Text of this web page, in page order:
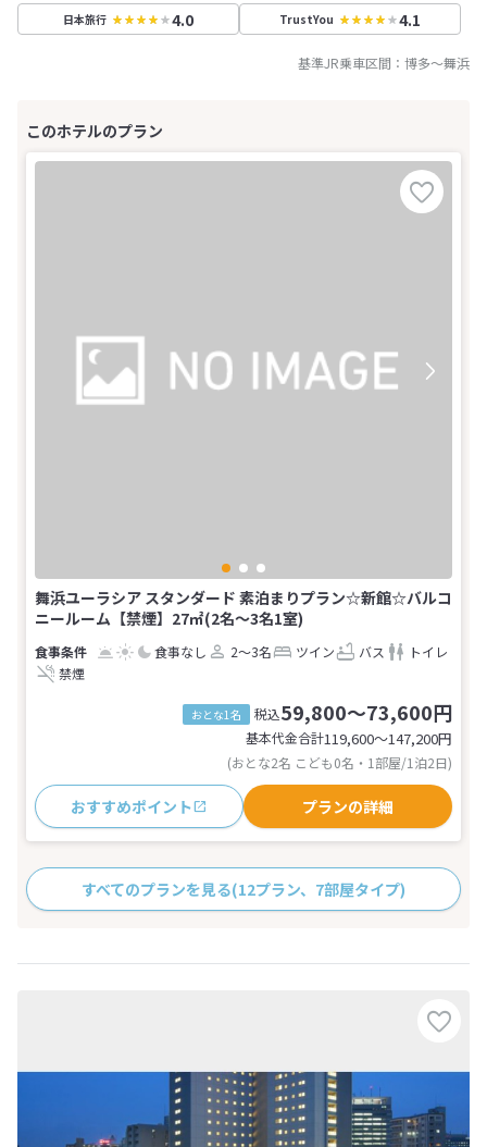
日本旅行 4.0 TrustYou 4.1
基準JR乗車区間： 博多～舞浜
舞浜ユーラシア スタンダード 素泊まりプラン☆新館☆バルコ
ニールーム【禁煙】27㎡(2名～3名1室)
食事なし 2～3名 ツイン バス
トイレ
禁煙
おとな1名 税込59,800～73,600円
基本代金合計119,600〜147,200円
(おとな2名 こども0名・1部屋/1泊2日)
おすすめポイント プランの詳細
すべてのプランを見る(12プラン、7部屋タイプ)